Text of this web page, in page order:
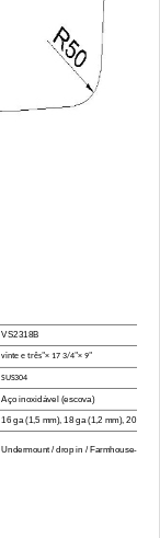
VS2318B
vinte e três"× 17 3/4"× 9"
SUS304
Aço inoxidável (escova)
16 ga (1,5 mm), 18 ga (1,2 mm), 20 ga
Undermount / drop in / Farmhouse-